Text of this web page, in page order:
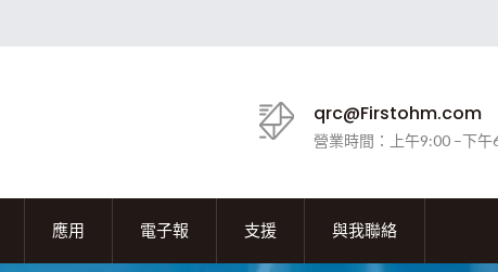
qrc@Firstohm.com
營業時間：上午9:00 –下午
應用 電子報 支援 與我聯絡